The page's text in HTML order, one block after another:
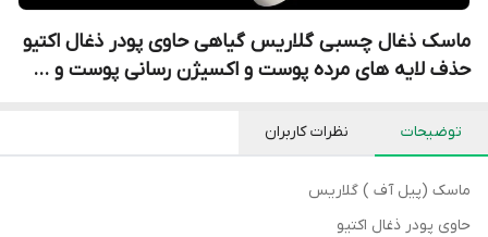
ماسک ذغال چسبی گلاریس گیاهی حاوی پودر ذغال اکتیو
حذف لایه های مرده پوست و اکسیژن رسانی پوست و ...
توضیحات نظرات کاربران
ماسک (پیل آف ) گلاریس
حاوی پودر ذغال اکتیو